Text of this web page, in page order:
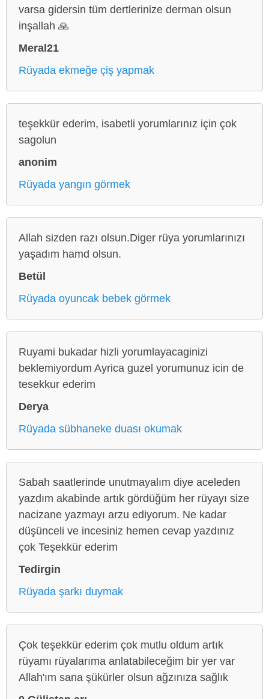
varsa gidersin tüm dertlerinize derman olsun
inşallah 🙏
Meral21
Rüyada ekmeğe çiş yapmak
teşekkür ederim, isabetli yorumlarınız için çok
sagolun
anonim
Rüyada yangın görmek
Allah sizden razı olsun.Diger rüya yorumlarınızı
yaşadım hamd olsun.
Betül
Rüyada oyuncak bebek görmek
Ruyami bukadar hizli yorumlayacaginizi
beklemiyordum Ayrica guzel yorumunuz icin de
tesekkur ederim
Derya
Rüyada sübhaneke duası okumak
Sabah saatlerinde unutmayalım diye aceleden
yazdım akabinde artık gördüğüm her rüyayı size
nacizane yazmayı arzu ediyorum. Ne kadar
düşünceli ve incesiniz hemen cevap yazdınız
çok Teşekkür ederim
Tedirgin
Rüyada şarkı duymak
Çok teşekkür ederim çok mutlu oldum artık
rüyamı rüyalarıma anlatabileceğim bir yer var
Allah'ım sana şükürler olsun ağzınıza sağlık